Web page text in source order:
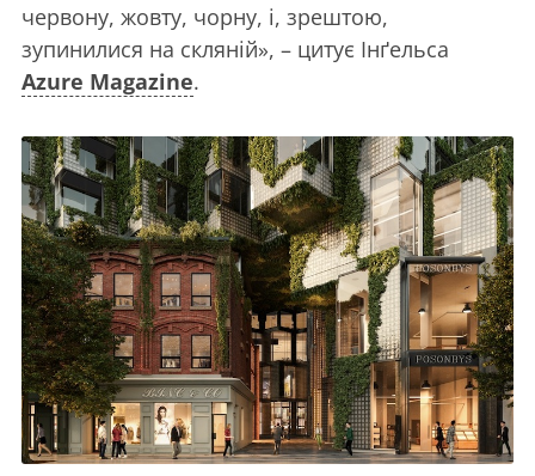
червону, жовту, чорну, і, зрештою,
зупинилися на скляній», – цитує Інґельса
Azure Magazine.